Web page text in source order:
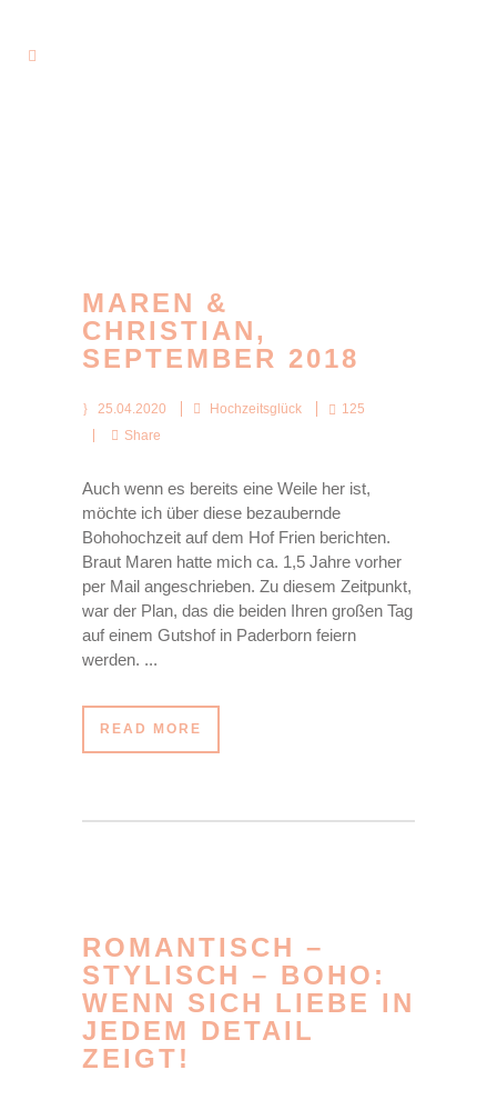
MAREN &
CHRISTIAN,
SEPTEMBER 2018
25.04.2020 Hochzeitsglück
125
Share
Auch wenn es bereits eine Weile her ist,
möchte ich über diese bezaubernde
Bohohochzeit auf dem Hof Frien berichten.
Braut Maren hatte mich ca. 1,5 Jahre vorher
per Mail angeschrieben. Zu diesem Zeitpunkt,
war der Plan, das die beiden Ihren großen Tag
auf einem Gutshof in Paderborn feiern
werden. ...
READ MORE
ROMANTISCH –
STYLISCH – BOHO:
WENN SICH LIEBE IN
JEDEM DETAIL
ZEIGT!